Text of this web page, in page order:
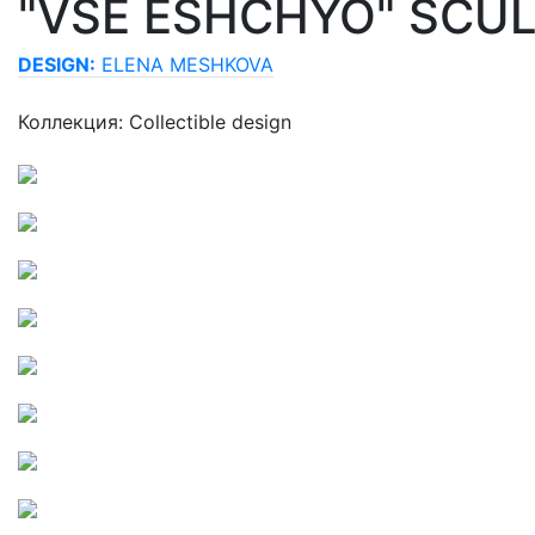
"VSE ESHCHYO"
DESIGN: ELENA MESHKOVA
Коллекция: Collectible design